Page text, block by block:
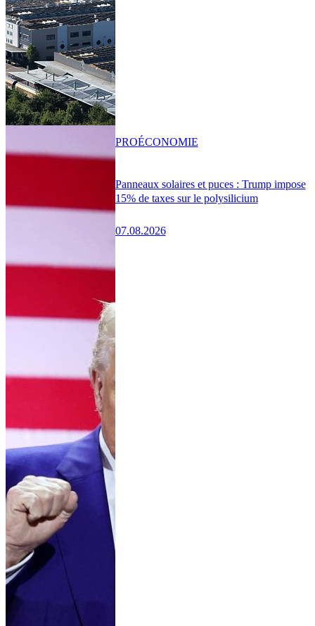
Panneaux solaires et puces : Trump impose
15% de taxes sur le polysilicium
07.08.2026
PROÉCONOMIE